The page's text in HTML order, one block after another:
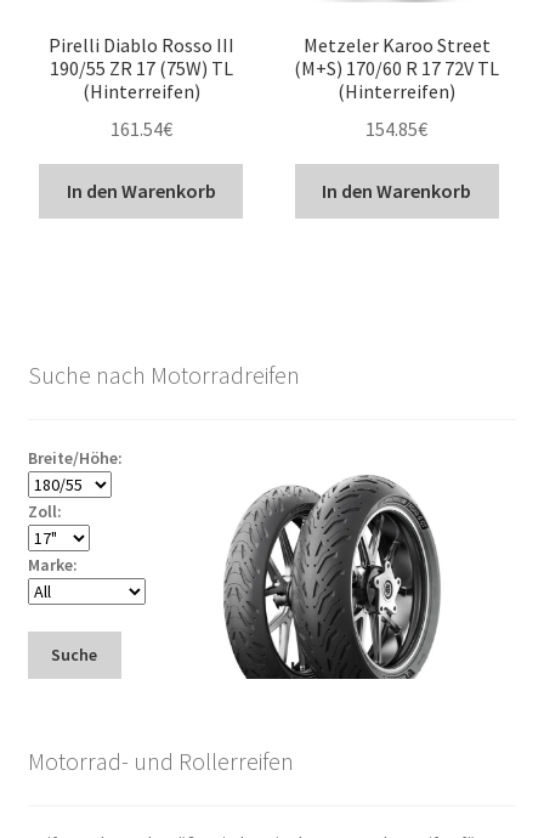
Pirelli Diablo Rosso III
190/55 ZR 17 (75W) TL
(Hinterreifen)
161.54€
In den Warenkorb
Metzeler Karoo Street
(M+S) 170/60 R 17 72V TL
(Hinterreifen)
154.85€
In den Warenkorb
Suche nach Motorradreifen
Breite/Höhe:
Zoll:
Marke:
Suche
Motorrad- und Rollerreifen